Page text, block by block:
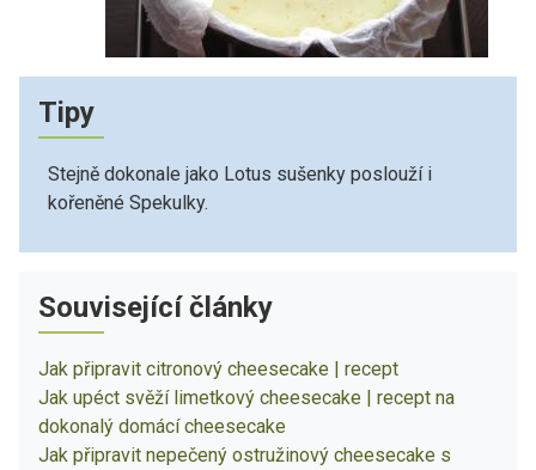
Tipy
Stejně dokonale jako Lotus sušenky poslouží i
kořeněné Spekulky.
Související články
Jak připravit citronový cheesecake | recept
Jak upéct svěží limetkový cheesecake | recept na
dokonalý domácí cheesecake
Jak připravit nepečený ostružinový cheesecake s